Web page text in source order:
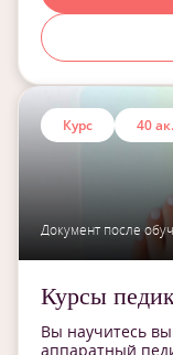
Курс 40
Документ после
Курсы
Вы научитесь
аппаратный